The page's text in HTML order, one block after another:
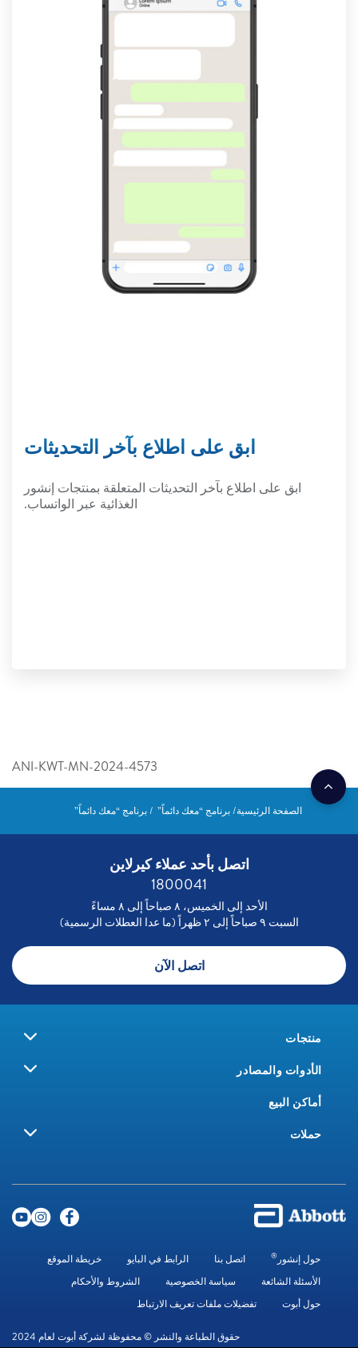
ابق على اطلاع بآخر التحديثات
ابق على اطلاع بآخر التحديثات المتعلقة بمنتجات إنشور
الغذائية عبر الواتساب.
ANI-KWT-MN-2024-4573
الصفحة الرئيسية برنامج “معك دائماً” برنامج “معك دائماً”
اتصل بأحد عملاء كيرلاين
1800041
الأحد إلى الخميس، ٨ صباحاً إلى ٨ مساءً
السبت ٩ صباحاً إلى ٢ ظهراً (ما عدا العطلات الرسمية)
اتصل الآن
منتجات
الأدوات والمصادر
أماكن البيع
حملات
حول إنشور ® اتصل بنا الرابط في البايو
خريطة الموقع
الأسئلة الشائعة
سياسة الخصوصية
الشروط والأحكام
حول أبوت
تفضيلات ملفات تعريف الارتباط
حقوق الطباعة والنشر © محفوظة لشركة أبوت لعام 2024